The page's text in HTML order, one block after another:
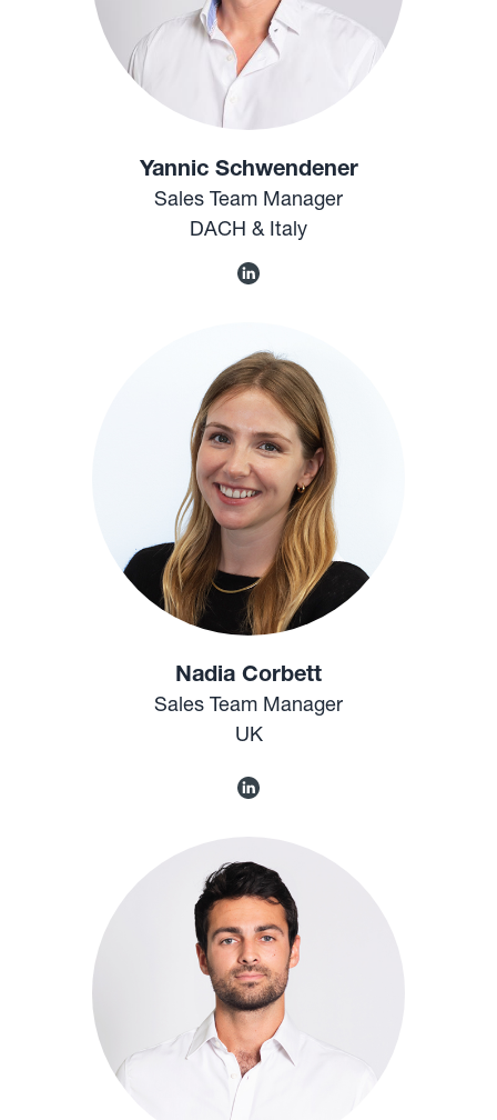
Yannic Schwendener
Sales Team Manager
DACH & Italy
Nadia Corbett
Sales Team Manager
UK